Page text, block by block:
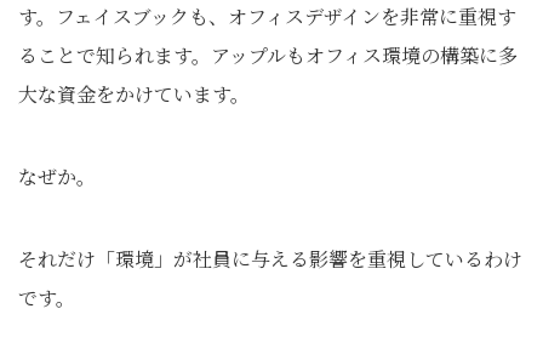
す。フェイスブックも、オフィスデザインを非常に重視す
ることで知られます。アップルもオフィス環境の構築に多
大な資金をかけています。
なぜか。
それだけ「環境」が社員に与える影響を重視しているわけ
です。